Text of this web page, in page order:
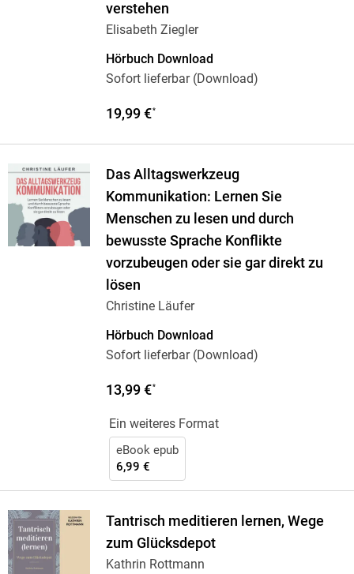
verstehen
Elisabeth Ziegler
Hörbuch Download
Sofort lieferbar (Download)
19,99 €*
Das Alltagswerkzeug
Kommunikation: Lernen Sie
Menschen zu lesen und durch
bewusste Sprache Konflikte
vorzubeugen oder sie gar direkt zu
lösen
Christine Läufer
Hörbuch Download
Sofort lieferbar (Download)
13,99 €*
Ein weiteres Format
eBook epub
6,99 €
Tantrisch meditieren lernen, Wege
zum Glücksdepot
Kathrin Rottmann